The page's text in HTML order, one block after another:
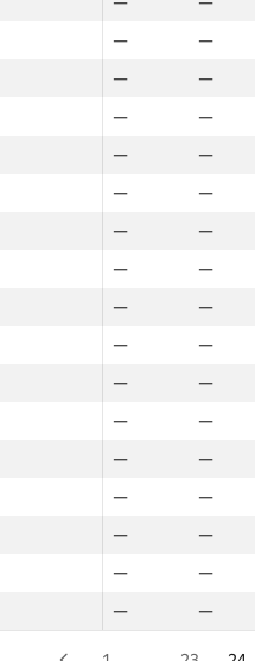
—
—
—
—
—
—
—
—
—
—
—
—
—
—
—
—
—
—
—
—
—
—
—
—
—
—
—
—
—
—
— —
—
—
—
—
—
—
—
—
—
—
—
—
—
—
—
—
—
—
—
—
—
—
—
—
—
—
—
—
—
—
— —